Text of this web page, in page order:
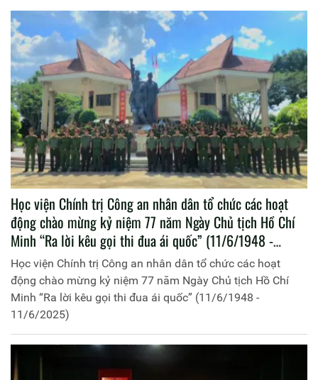
Học viện Chính trị Công an nhân dân tổ chức các hoạt
động chào mừng kỷ niệm 77 năm Ngày Chủ tịch Hồ Chí
Minh “Ra lời kêu gọi thi đua ái quốc” (11/6/1948 -
11/6/2025)
Học viện Chính trị Công an nhân dân tổ chức các hoạt
động chào mừng kỷ niệm 77 năm Ngày Chủ tịch Hồ Chí
Minh “Ra lời kêu gọi thi đua ái quốc” (11/6/1948 -
11/6/2025)